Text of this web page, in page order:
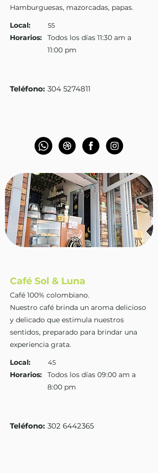
Hamburguesas, mazorcadas, papas.
Local:
Horarios:
55
Todos los días 11:30 am a
11:00 pm
Teléfono: 304 5274811
Café Sol & Luna
Café 100% colombiano.
Nuestro café brinda un aroma delicioso
y delicado que estimula nuestros
sentidos, preparado para brindar una
experiencia grata.
Local:
Horarios:
45
Todos los días 09:00 am a
8:00 pm
Teléfono: 302 6442365